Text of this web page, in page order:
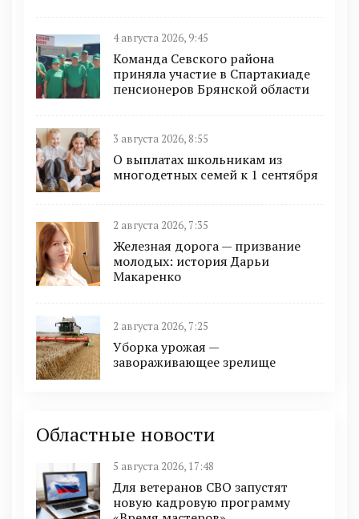
4 августа 2026, 9:45
Команда Севского района
приняла участие в Спартакиаде
пенсионеров Брянской области
3 августа 2026, 8:55
О выплатах школьникам из
многодетных семей к 1 сентября
2 августа 2026, 7:35
Железная дорога — призвание
молодых: история Дарьи
Макаренко
2 августа 2026, 7:25
Уборка урожая —
завораживающее зрелище
Областные новости
5 августа 2026, 17:48
Для ветеранов СВО запустят
новую кадровую программу